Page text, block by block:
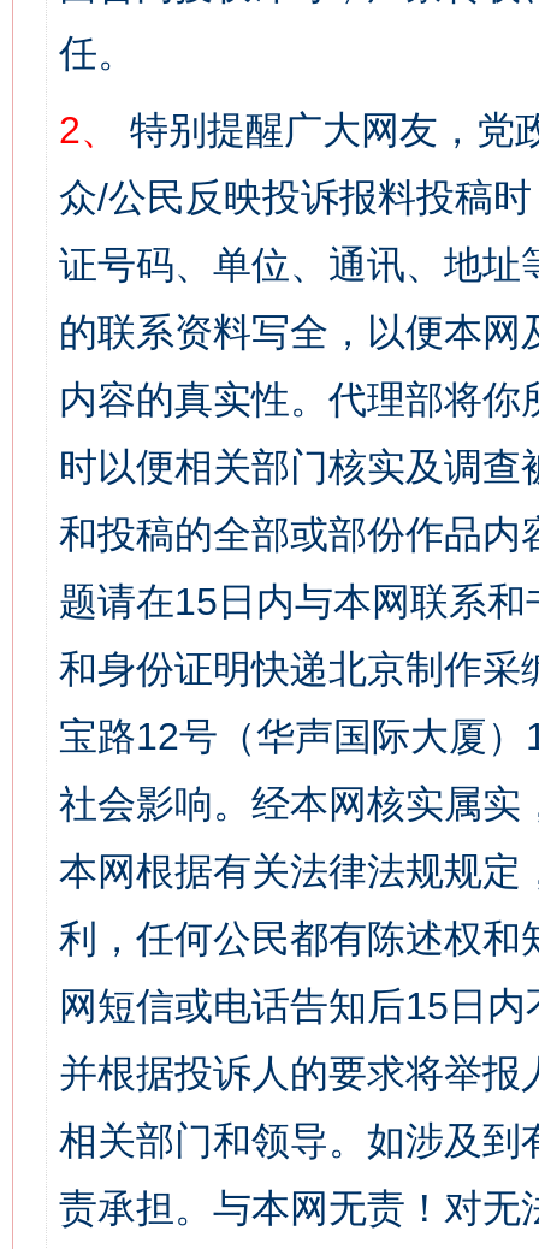
任。
2、
特别提醒广大网友，党
众/公民反映投诉报料投稿
证号码、单位、通讯、地
的联系资料写全，以便本
内容的真实性。代理部将
时以便相关部门核实及调
和投稿的全部或部份作品
题请在15日内与本网联系
和身份证明快递北京制作
宝路12号（华声国际大厦
社会影响。经本网核实属
本网根据有关法律法规规
利，任何公民都有陈述权
网短信或电话告知后15日
并根据投诉人的要求将举
相关部门和领导。如涉及
责承担。与本网无责！对